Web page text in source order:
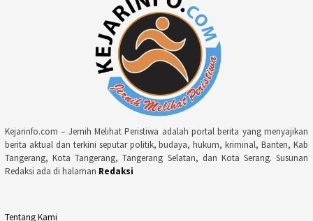
Kejarinfo.com – Jernih Melihat Peristiwa adalah portal berita yang menyajikan
berita aktual dan terkini seputar politik, budaya, hukum, kriminal, Banten, Kab
Tangerang, Kota Tangerang, Tangerang Selatan, dan Kota Serang. Susunan
Redaksi ada di halaman Redaksi
Tentang Kami